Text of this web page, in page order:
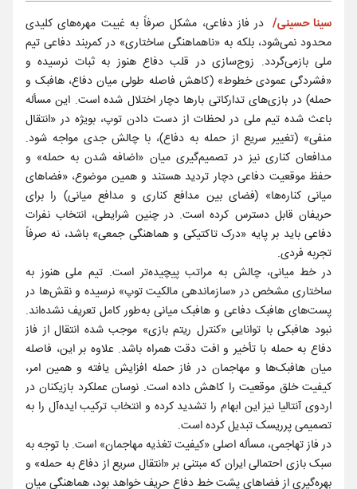
سینا حسینی/ در فاز دفاعی، مشکل صرفاً به غیبت مهره‌های کلیدی
محدود نمی‌شود، بلکه به «ناهماهنگی ساختاری» در کمربند دفاعی تیم
ملی بازمی‌گردد. زوج‌سازی در قلب دفاع هنوز به ثبات نرسیده و
«فشردگی عمودی خطوط» (کاهش فاصله طولی میان دفاع، هافبک و
حمله) در بازی‌های تدارکاتی بارها دچار اختلال شده است. این مسأله
باعث شده تیم ملی در لحظات از دست دادن توپ، بویژه در «انتقال
منفی» (تغییر سریع از حمله به دفاع)، با چالش جدی مواجه شود.
مدافعان کناری نیز در تصمیم‌گیری میان «اضافه شدن به حمله» و
حفظ موقعیت دفاعی دچار تردید هستند و همین موضوع، «فضاهای
میانی کناره‌ها» (فضای بین مدافع کناری و مدافع میانی) را برای
حریفان قابل دسترس کرده است. در چنین شرایطی، انتخاب نفرات
دفاعی باید بر پایه «درک تاکتیکی و هماهنگی جمعی» باشد، نه صرفاً
تجربه فردی.
در خط میانی، چالش به‌ مراتب پیچیده‌تر است. تیم ملی هنوز به
ساختاری مشخص در «سازماندهی مالکیت توپ» نرسیده و نقش‌ها در
پست‌های هافبک دفاعی و هافبک میانی به‌طور کامل تعریف نشده‌اند.
نبود هافبکی با توانایی «کنترل ریتم بازی» موجب شده انتقال از فاز
دفاع به حمله با تأخیر و افت دقت همراه باشد. علاوه بر این، فاصله
میان هافبک‌ها و مهاجمان در فاز حمله افزایش یافته و همین امر،
کیفیت خلق موقعیت را کاهش داده است. نوسان عملکرد بازیکنان در
اردوی آنتالیا نیز این ابهام را تشدید کرده و انتخاب ترکیب ایده‌آل را به
تصمیمی پرریسک تبدیل کرده است.
در فاز تهاجمی، مسأله اصلی «کیفیت تغذیه مهاجمان» است. با توجه به
سبک بازی احتمالی ایران که مبتنی بر «انتقال سریع از دفاع به حمله» و
بهره‌گیری از فضاهای پشت خط دفاع حریف خواهد بود، هماهنگی میان